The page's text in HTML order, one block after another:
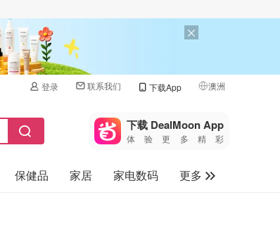
登录 联系我们 下载App 澳洲
🇺🇸
🇨🇳 中国
🇨🇦加拿大
下载 DealMoon App
体验更多精彩
保健品 家居 家电数码
更多